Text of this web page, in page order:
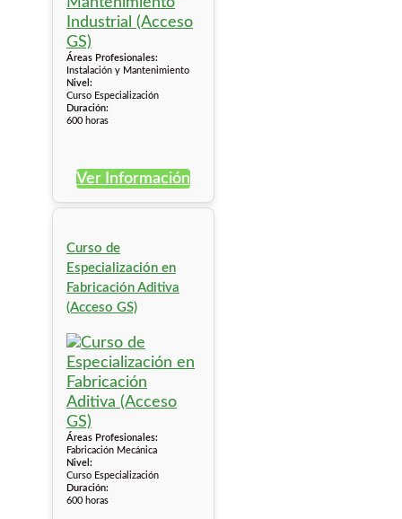
Áreas Profesionales:
Instalación y Mantenimiento
Nivel:
Curso Especialización
Duración:
600 horas
Ver Información
Curso de
Especialización en
Fabricación Aditiva
(Acceso GS)
Áreas Profesionales:
Fabricación Mecánica
Nivel:
Curso Especialización
Duración:
600 horas